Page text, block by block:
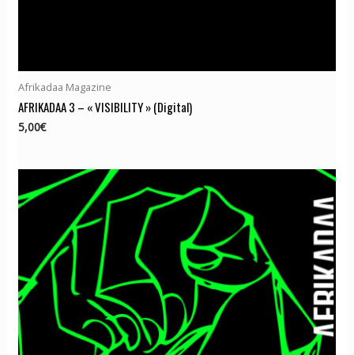
Afrikadaa Magazine
AFRIKADAA 3 – « VISIBILITY » (Digital)
5,00€